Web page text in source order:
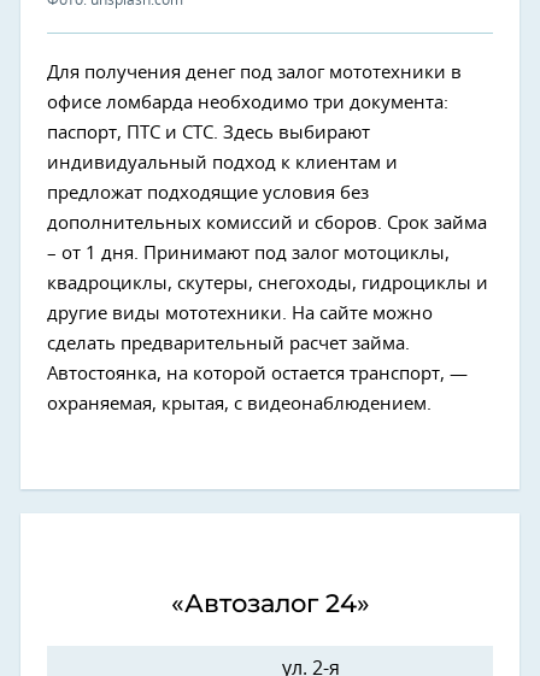
Для получения денег под залог мототехники в
офисе ломбарда необходимо три документа:
паспорт, ПТС и СТС. Здесь выбирают
индивидуальный подход к клиентам и
предложат подходящие условия без
дополнительных комиссий и сборов. Срок займа
– от 1 дня. Принимают под залог мотоциклы,
квадроциклы, скутеры, снегоходы, гидроциклы и
другие виды мототехники. На сайте можно
сделать предварительный расчет займа.
Автостоянка, на которой остается транспорт, —
охраняемая, крытая, с видеонаблюдением.
«Автозалог 24»
ул. 2-я